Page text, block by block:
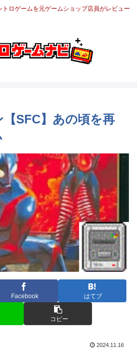
ロゲームを元ゲームショップ店員がレビュー
SFC】あの頃を再
Facebook はてブ
コピー
2024.11.16